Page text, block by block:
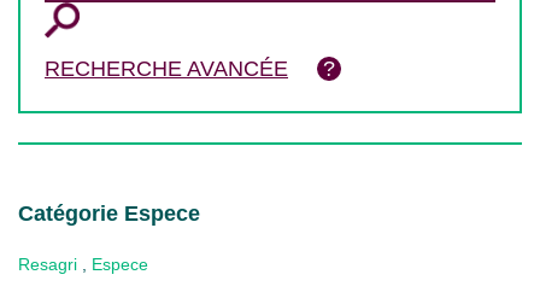
RECHERCHE AVANCÉE
Catégorie Espece
Resagri Espece